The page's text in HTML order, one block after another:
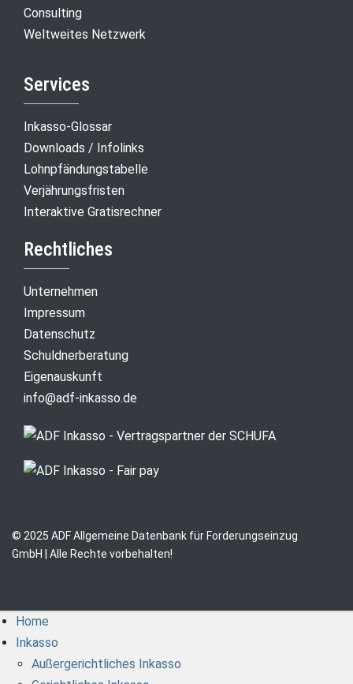
Consulting
Weltweites Netzwerk
Services
Inkasso-Glossar
Downloads / Infolinks
Lohnpfändungstabelle
Verjährungsfristen
Interaktive Gratisrechner
Rechtliches
Unternehmen
Impressum
Datenschutz
Schuldnerberatung
Eigenauskunft
info@adf-inkasso.de
© 2025 ADF Allgemeine Datenbank für Forderungseinzug
GmbH | Alle Rechte vorbehalten!
Home
Inkasso
Außergerichtliches Inkasso